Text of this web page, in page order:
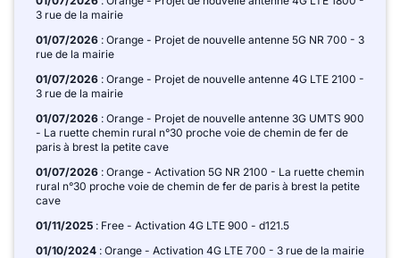
3 rue de la mairie
01/07/2026 : Orange - Projet de nouvelle antenne 5G NR 700 - 3
rue de la mairie
01/07/2026 : Orange - Projet de nouvelle antenne 4G LTE 2100 -
3 rue de la mairie
01/07/2026 : Orange - Projet de nouvelle antenne 3G UMTS 900
- La ruette chemin rural n°30 proche voie de chemin de fer de
paris à brest la petite cave
01/07/2026 : Orange - Activation 5G NR 2100 - La ruette chemin
rural n°30 proche voie de chemin de fer de paris à brest la petite
cave
01/11/2025 : Free - Activation 4G LTE 900 - d121.5
01/10/2024 : Orange - Activation 4G LTE 700 - 3 rue de la mairie